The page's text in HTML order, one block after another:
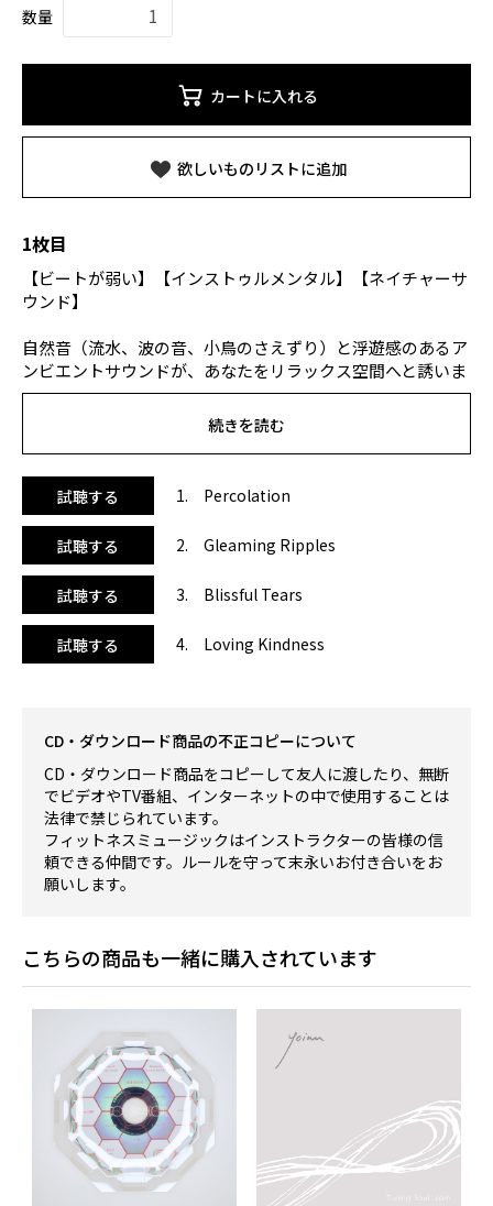
数量
カートに入れる
欲しいものリストに追加
1枚目
【ビートが弱い】【インストゥルメンタル】【ネイチャーサ
ウンド】
自然音（流水、波の音、小鳥のさえずり）と浮遊感のあるア
ンビエントサウンドが、あなたをリラックス空間へと誘いま
す。サロン向けに作られたサウンドは、ヨガにも最適です。
Niceness music と IndeyHerbsが贈る、上質で繊細な至極
のサロンミュージック。大自然の中にひろがる上質のアンビ
目覚め。本来誰もが持っている、人が美しくなろうとする力
を引き出す、至福とくつろぎの45分間をお楽しみください。
＜本商品の著作権について＞
本商品の著作権、原盤権は全て『Niceness music LLC.』が
管理、所有しております。オンラインレッスン等の動画でご
使用いただく場合は、さまざまな規定がございます。ご利用
の前に必ずNiceness musicのWEBサイトをご確認くださ
い。
続きを読む
試聴する 1. Percolation
試聴する 2. Gleaming Ripples
試聴する 3. Blissful Tears
試聴する 4. Loving Kindness
CD・ダウンロード商品の不正コピーについて
CD・ダウンロード商品をコピーして友人に渡したり、無断
でビデオやTV番組、インターネットの中で使用することは
法律で禁じられています。
フィットネスミュージックはインストラクターの皆様の信
頼できる仲間です。ルールを守って末永いお付き合いをお
願いします。
こちらの商品も一緒に購入されています